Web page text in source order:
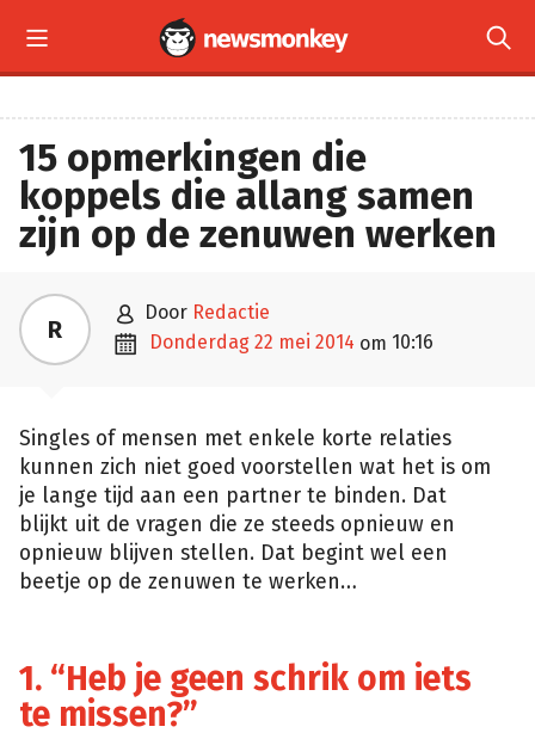
 
15 opmerkingen die
koppels die allang samen
zijn op de zenuwen werken
R  door Redactie
 donderdag 22 mei 2014 om 10:16
Singles of mensen met enkele korte relaties
kunnen zich niet goed voorstellen wat het is om
je lange tijd aan een partner te binden. Dat
blijkt uit de vragen die ze steeds opnieuw en
opnieuw blijven stellen. Dat begint wel een
beetje op de zenuwen te werken…
1. “Heb je geen schrik om iets
te missen?”